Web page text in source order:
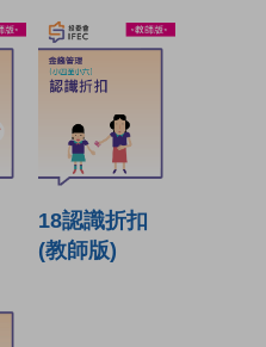
18認識折扣
(教師版)